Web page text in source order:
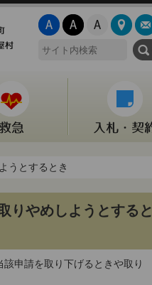
うとするとき
りやめしようとすると
申請を取り下げるときや取り